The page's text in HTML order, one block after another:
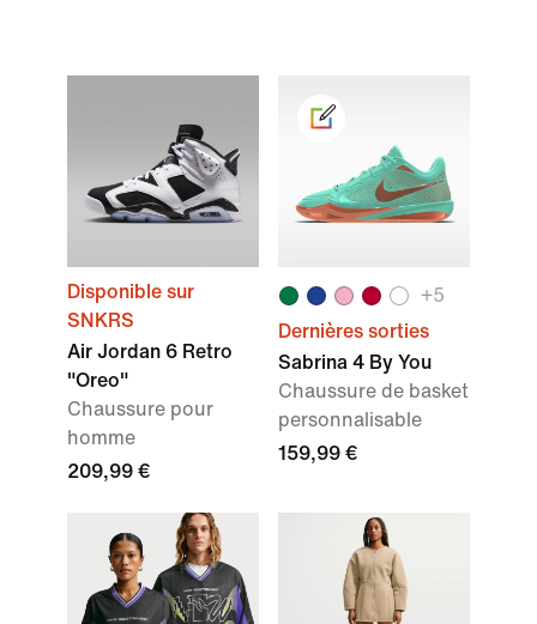
Disponible sur
SNKRS
Air Jordan 6 Retro
"Oreo"
Chaussure pour
homme
209,99 €
+5
Dernières sorties
Sabrina 4 By You
Chaussure de basket
personnalisable
159,99 €